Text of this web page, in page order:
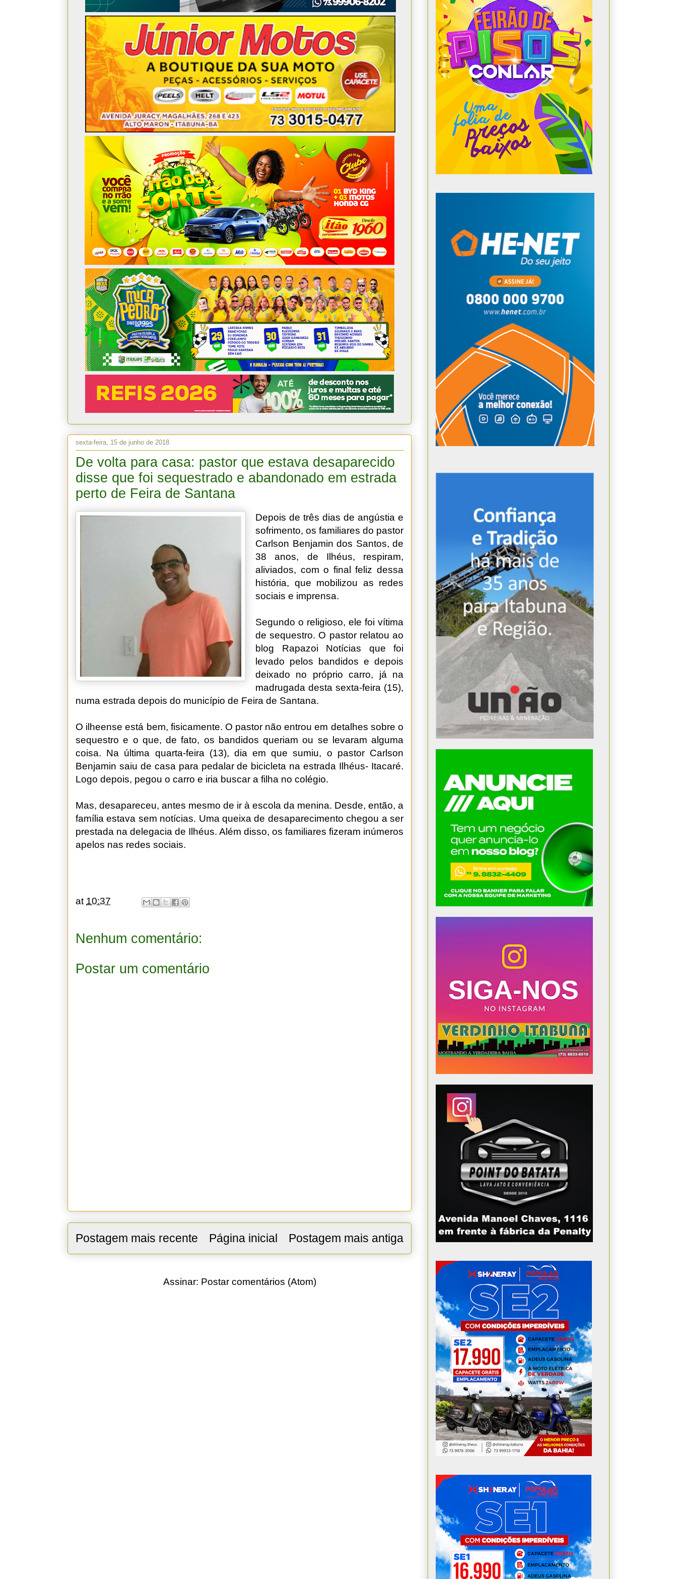
sexta-feira, 15 de junho de 2018
De volta para casa: pastor que estava desaparecido
disse que foi sequestrado e abandonado em estrada
perto de Feira de Santana
Depois de três dias de angústia e
sofrimento, os familiares do pastor
Carlson Benjamin dos Santos, de
38 anos, de Ilhéus, respiram,
aliviados, com o final feliz dessa
história, que mobilizou as redes
sociais e imprensa.
Segundo o religioso, ele foi vítima
de sequestro. O pastor relatou ao
blog Rapazoi Notícias que foi
levado pelos bandidos e depois
deixado no próprio carro, já na
madrugada desta sexta-feira (15),
numa estrada depois do município de Feira de Santana.
O ilheense está bem, fisicamente. O pastor não entrou em detalhes sobre o
sequestro e o que, de fato, os bandidos queriam ou se levaram alguma
coisa. Na última quarta-feira (13), dia em que sumiu, o pastor Carlson
Benjamin saiu de casa para pedalar de bicicleta na estrada Ilhéus- Itacaré.
Logo depois, pegou o carro e iria buscar a filha no colégio.
Mas, desapareceu, antes mesmo de ir à escola da menina. Desde, então, a
família estava sem notícias. Uma queixa de desaparecimento chegou a ser
prestada na delegacia de Ilhéus. Além disso, os familiares fizeram inúmeros
apelos nas redes sociais.
at 10:37
Nenhum comentário:
Postar um comentário
Postagem mais recente Postagem mais antiga
Página inicial
Assinar: Postar comentários (Atom)